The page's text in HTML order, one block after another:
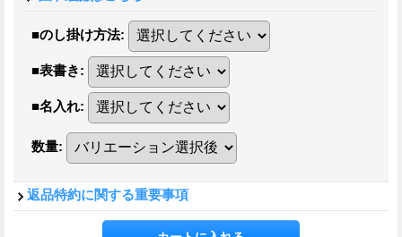
■のし掛け方法:
■表書き:
■名入れ:
数量:
返品特約に関する重要事項